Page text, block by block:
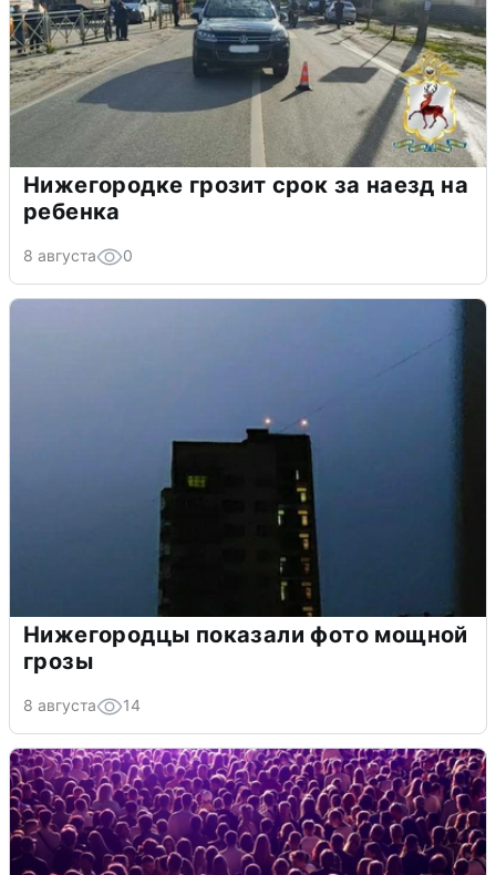
Нижегородке грозит срок за наезд на
ребенка
8 августа 0
Нижегородцы показали фото мощной
грозы
8 августа 14